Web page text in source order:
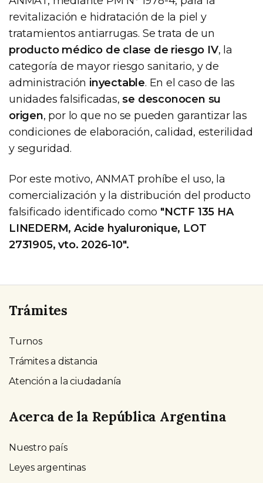
revitalización e hidratación de la piel y
tratamientos antiarrugas. Se trata de un
producto médico de clase de riesgo IV, la
categoría de mayor riesgo sanitario, y de
administración inyectable. En el caso de las
unidades falsificadas,se desconocen su
origen, por lo que no se pueden garantizar las
condiciones de elaboración, calidad, esterilidad
y seguridad.
Por este motivo, ANMAT prohíbe el uso, la
comercialización y la distribución del producto
falsificado identificado como "NCTF 135 HA
LINEDERM, Acide hyaluronique, LOT
2731905, vto. 2026-10".
Trámites
Turnos
Trámites a distancia
Atención a la ciudadanía
Acerca de la República Argentina
Nuestro país
Leyes argentinas